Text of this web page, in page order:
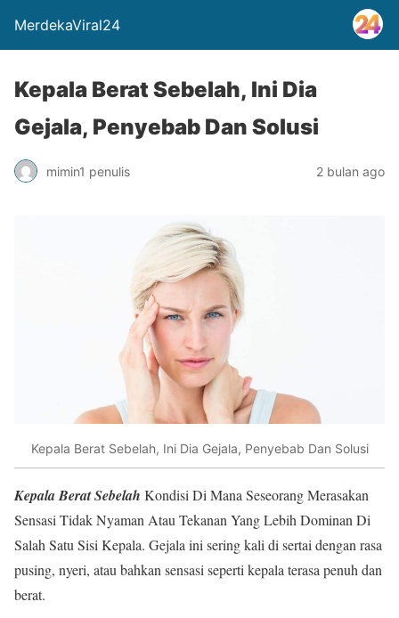
MerdekaViral24
Kepala Berat Sebelah, Ini Dia
Gejala, Penyebab Dan Solusi
mimin1 penulis 2 bulan ago
Kepala Berat Sebelah, Ini Dia Gejala, Penyebab Dan Solusi
Kepala Berat Sebelah Kondisi Di Mana Seseorang Merasakan
Sensasi Tidak Nyaman Atau Tekanan Yang Lebih Dominan Di
Salah Satu Sisi Kepala. Gejala ini sering kali di sertai dengan rasa
pusing, nyeri, atau bahkan sensasi seperti kepala terasa penuh dan
berat.